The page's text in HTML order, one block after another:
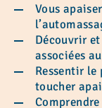
Vous
Découvrir
associées
Ressentir
toucher